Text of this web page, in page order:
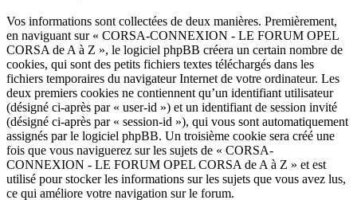
Vos informations sont collectées de deux manières. Premièrement,
en naviguant sur « CORSA-CONNEXION - LE FORUM OPEL
CORSA de A à Z », le logiciel phpBB créera un certain nombre de
cookies, qui sont des petits fichiers textes téléchargés dans les
fichiers temporaires du navigateur Internet de votre ordinateur. Les
deux premiers cookies ne contiennent qu’un identifiant utilisateur
(désigné ci-après par « user-id ») et un identifiant de session invité
(désigné ci-après par « session-id »), qui vous sont automatiquement
assignés par le logiciel phpBB. Un troisième cookie sera créé une
fois que vous naviguerez sur les sujets de « CORSA-
CONNEXION - LE FORUM OPEL CORSA de A à Z » et est
utilisé pour stocker les informations sur les sujets que vous avez lus,
ce qui améliore votre navigation sur le forum.